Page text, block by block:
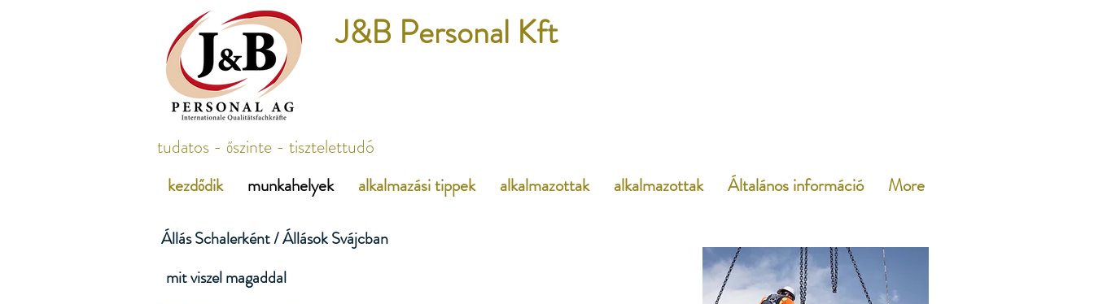
J&B Personal Kft
tudatos - őszinte - tisztelettudó
kezdődik munkahelyek alkalmazási tippek alkalmazottak alkalmazottak Általános információ More
Állás Schalerként / Állások Svájcban
mit viszel magaddal